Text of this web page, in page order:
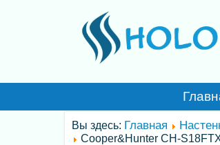
Вы здесь: Главная
Cooper&Hunter CH-